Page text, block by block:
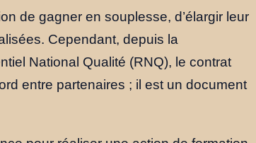
de gagner en souplesse, d’élargir leur
Cependant, depuis la
National Qualité (RNQ), le contrat
entre partenaires ; il est un document